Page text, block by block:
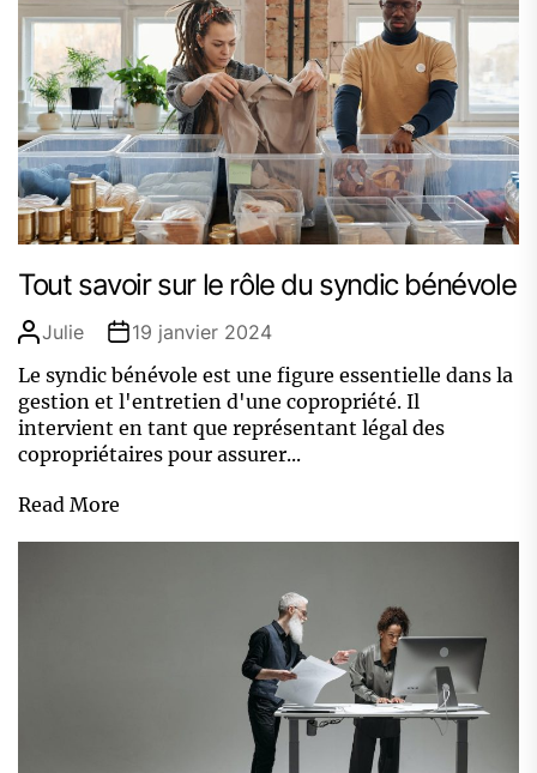
Tout savoir sur le rôle du syndic bénévole
Julie
19 janvier 2024
Le syndic bénévole est une figure essentielle dans la
gestion et l'entretien d'une copropriété. Il
intervient en tant que représentant légal des
copropriétaires pour assurer...
Read More